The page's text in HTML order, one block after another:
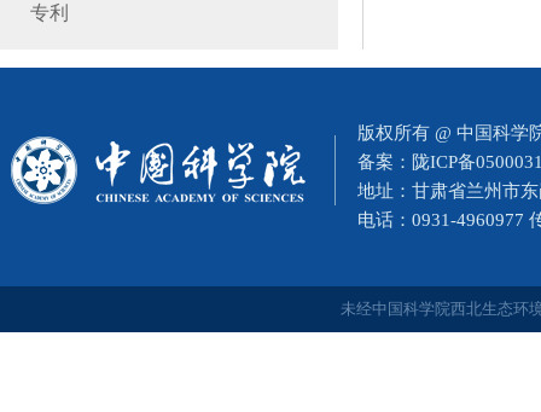
专利
版权所有 @ 中国科学
备案： 陇ICP备
地址：甘肃省兰州市
电话：0931-4960977
未经中国科学院西北生态环